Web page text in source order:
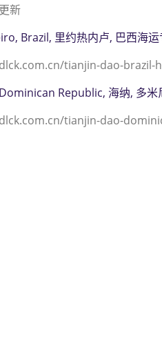
新
Brazil, 里约热内卢, 巴西海
tianjin-dao-
Republic, 海纳, 多米
tianjin-dao-